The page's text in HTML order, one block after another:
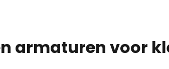
armaturen voor